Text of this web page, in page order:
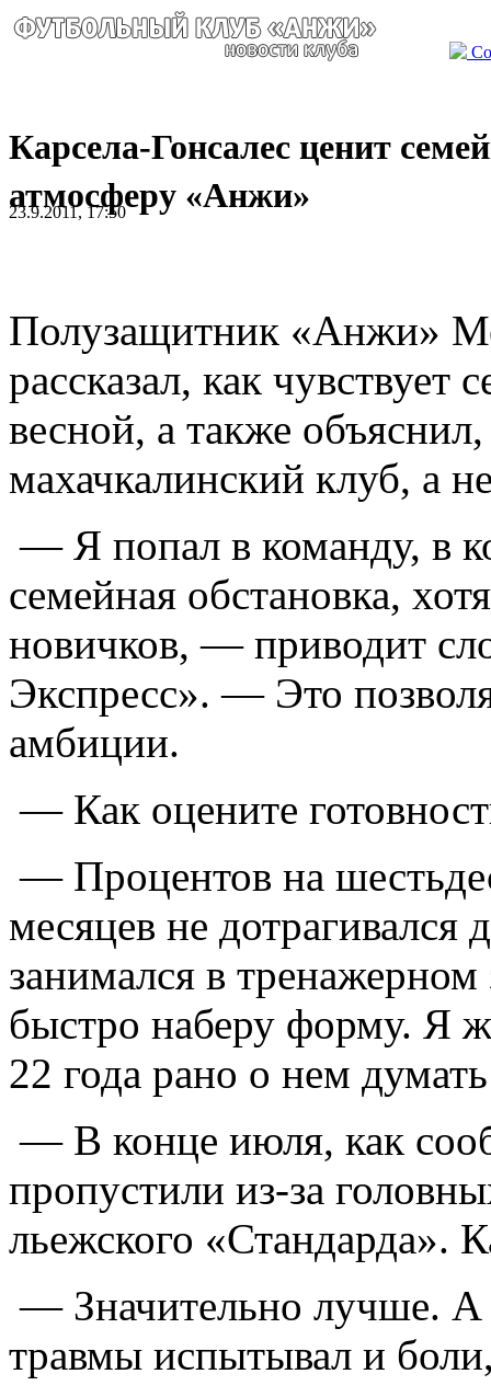
Карсела-Гонсалес ценит
атмосферу «Анжи»
23.9.2011, 17:50
Полузащитник «Анжи»
рассказал, как
весной, а также
махачкалинский клуб, а
— Я попал в команду, в
семейная обстановка,
новичков, — приводит
Экспресс». — Это
амбиции.
— Как оцените
— Процентов на
месяцев не
занимался в тренажерном
быстро наберу форму. Я
22 года рано о нем
— В конце июля, как
пропустили из-за
льежского «Стандарда».
— Значительно лучше. А
травмы испытывал и